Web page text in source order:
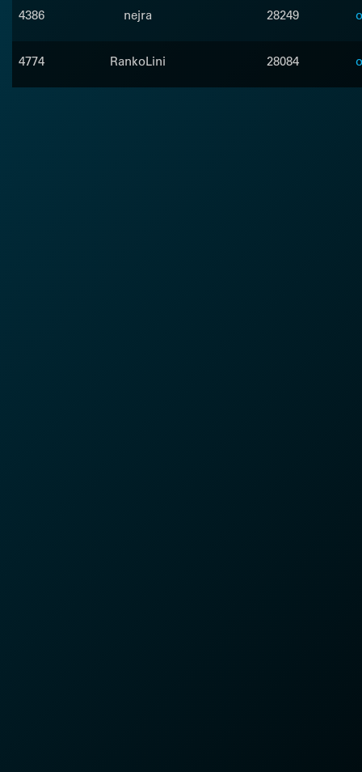
4386 nejra 28249
4774 RankoLini 28084